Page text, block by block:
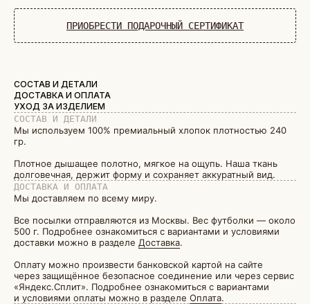
ПРИОБРЕСТИ ПОДАРОЧНЫЙ СЕРТИФИКАТ
СОСТАВ И ДЕТАЛИ
ДОСТАВКА И ОПЛАТА
УХОД ЗА ИЗДЕЛИЕМ
СОСТАВ И ДЕТАЛИ
Мы используем 100% премиальный хлопок плотностью 240
гр.
Плотное дышащее полотно, мягкое на ощупь. Наша ткань
долговечная, держит форму и сохраняет аккуратный вид.
ДОСТАВКА И ОПЛАТА
Мы доставляем по всему миру.
Все посылки отправляются из Москвы. Вес футболки — около
500 г. Подробнее ознакомиться с вариантами и условиями
доставки можно в разделе Доставка.
Оплату можно произвести банковской картой на сайте
через защищённое безопасное соединение или через сервис
«Яндекс.Сплит». Подробнее ознакомиться с вариантами
и условиями оплаты можно в разделе Оплата.